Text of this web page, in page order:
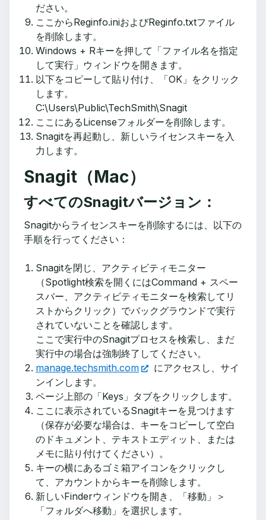
ださい。
ここからReginfo.iniおよびReginfo.txtファイル
を削除します。
Windows + Rキーを押して「ファイル名を指定
して実行」ウィンドウを開きます。
以下をコピーして貼り付け、「OK」をクリック
します。
C:\Users\Public\TechSmith\Snagit
ここにあるLicenseフォルダーを削除します。
Snagitを再起動し、新しいライセンスキーを入
力します。
Snagit（Mac）
すべてのSnagitバージョン：
Snagitからライセンスキーを削除するには、以下の
手順を行ってください：
Snagitを閉じ、アクティビティモニター
（Spotlight検索を開くにはCommand + スペー
スバー、アクティビティモニターを検索してリ
ストからクリック）でバックグラウンドで実行
されていないことを確認します。
ここで実行中のSnagitプロセスを検索し、まだ
実行中の場合は強制終了してください。
manage.techsmith.com
にアクセスし、サイ
ンインします。
ページ上部の「Keys」タブをクリックします。
ここに表示されているSnagitキーを見つけます
（保存が必要な場合は、キーをコピーして空白
のドキュメント、テキストエディット、または
メモに貼り付けてください）。
キーの横にあるゴミ箱アイコンをクリックし
て、アカウントからキーを削除します。
新しいFinderウィンドウを開き、「移動」＞
「フォルダへ移動」を選択します。